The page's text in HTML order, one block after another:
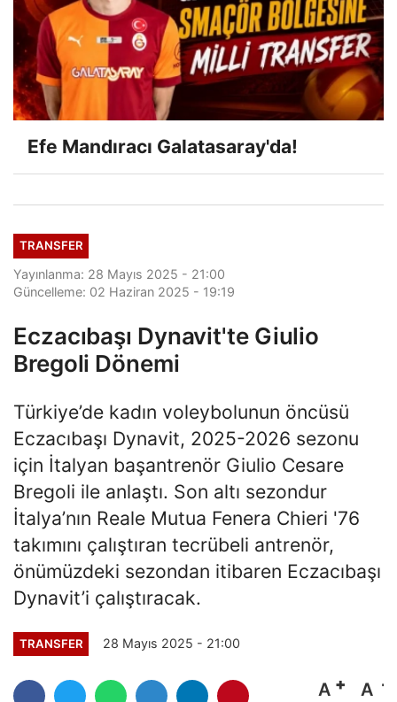
Efe Mandıracı Galatasaray'da!
TRANSFER
Yayınlanma: 28 Mayıs 2025 - 21:00
Güncelleme: 02 Haziran 2025 - 19:19
Eczacıbaşı Dynavit'te Giulio
Bregoli Dönemi
Türkiye’de kadın voleybolunun öncüsü
Eczacıbaşı Dynavit, 2025-2026 sezonu
için İtalyan başantrenör Giulio Cesare
Bregoli ile anlaştı. Son altı sezondur
İtalya’nın Reale Mutua Fenera Chieri '76
takımını çalıştıran tecrübeli antrenör,
önümüzdeki sezondan itibaren Eczacıbaşı
Dynavit’i çalıştıracak.
TRANSFER 28 Mayıs 2025 - 21:00
A A